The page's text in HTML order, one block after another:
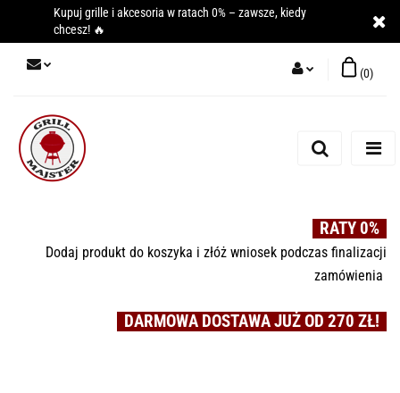
Kupuj grille i akcesoria w ratach 0% – zawsze, kiedy
chcesz! 🔥
Zarejestruj się
(0)
RATY 0%
Dodaj produkt do koszyka i złóż wniosek podczas finalizacji
zamówienia
DARMOWA DOSTAWA JUŻ OD 270 ZŁ!